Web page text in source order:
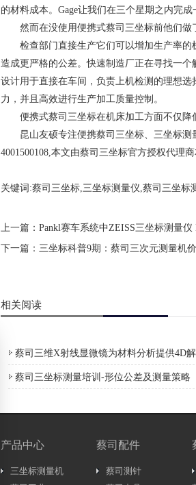
的材料成本。Gage让我们在三个星期之内完
然而在没使用便携式蔡司三坐标前他们做
检查部门直接生产它们可以增加生产率的
造成更严格的公差。快速制造厂正在寻找一个
设计用于直接在车间，负责上机检测的理想选
力，并且高效进行生产加工质量控制。
便携式蔡司三坐标在机床加工方面不仅降
昆山友硕专注便携蔡司三坐标、三坐标测量
4001500108,本文由蔡司三坐标官方授权代理
关键词:蔡司三坐标,三坐标测量仪,蔡司三坐标
上一篇： Pankl赛车系统中ZEISS三坐标测量仪
下一篇： 三坐标科普9期：蔡司三次元测量机
相关阅读
蔡司三维X射线显微镜为材料分析提供4D
蔡司三坐标测量培训-形位公差及测量策略
产品中心
三坐标测量机
蔡司配件
蔡司测针